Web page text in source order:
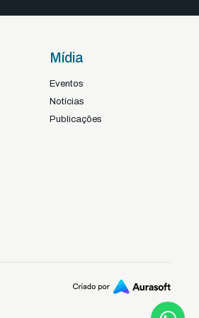
Mídia
Eventos
Notícias
Publicações